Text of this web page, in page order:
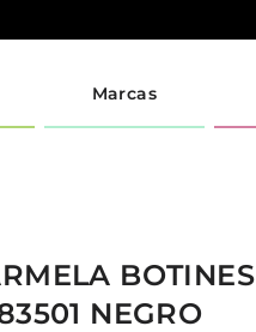
Marcas
BOTINES
NEGRO